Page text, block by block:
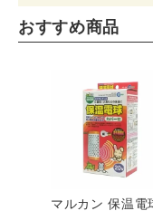
おすすめ商品
マルカン 保温電